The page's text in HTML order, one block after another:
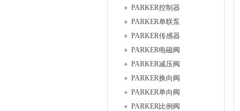
PARKER控制器
PARKER单联泵
PARKER传感器
PARKER电磁阀
PARKER减压阀
PARKER换向阀
PARKER单向阀
PARKER比例阀